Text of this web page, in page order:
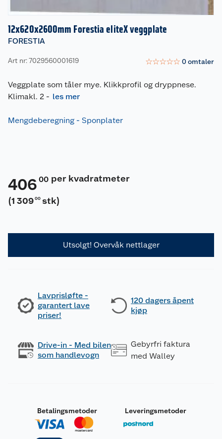
12x620x2600mm Forestia eliteX veggplate
FORESTIA
Art nr: 7029560001619 ☆☆☆☆☆ 0omtaler
Veggplate som tåler mye. Klikkprofil og dryppnese.
Klimakl. 2 - les mer
Mengdeberegning - Sponplater
406 00 per kvadratmeter
(1 309 00 stk)
Utsolgt! Overvåk nettlager
Lavprisløfte -
garantert lave
priser!
120 dagers åpent
kjøp
Drive-in - Med bilen
som handlevogn
Gebyrfri faktura
med Walley
Betalingsmetoder Leveringsmetoder